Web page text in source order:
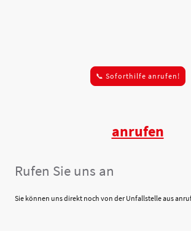
📞 Soforthilfe anrufen!
anrufen
Rufen Sie uns an
Sie können uns direkt noch von der Unfallstelle aus